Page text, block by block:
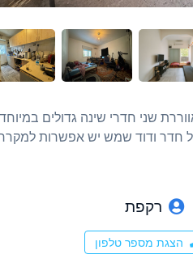
מוארת ומאווררת שני חדרי שינה
מקלט במרחק של כ 50 מ'. מזגן בכל חדר ודוד שמש
רקפת
הצגת מספר טלפון